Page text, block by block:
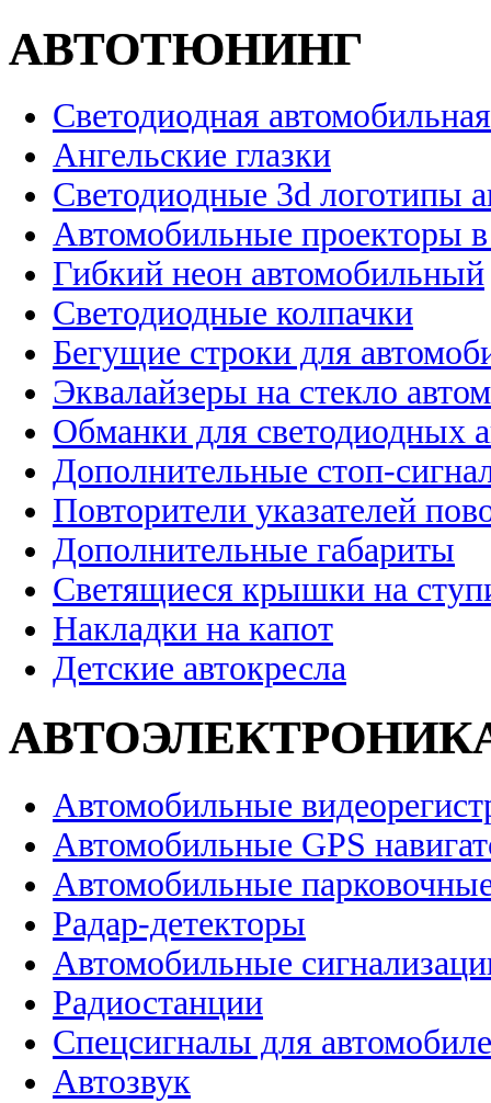
АВТОТЮНИНГ
Светодиодная
Ангельские глазки
Светодиодные 3d логотипы
Автомобильные проекторы
Гибкий неон автомобильный
Светодиодные колпачки
Бегущие строки для
Эквалайзеры на стекло
Обманки для светодиодных
Дополнительные стоп-
Повторители указателей
Дополнительные габариты
Светящиеся крышки на
Накладки на капот
Детские автокресла
Автомобильные
Автомобильные GPS
Автомобильные
Радар-детекторы
Автомобильные
Радиостанции
Спецсигналы для
Автозвук